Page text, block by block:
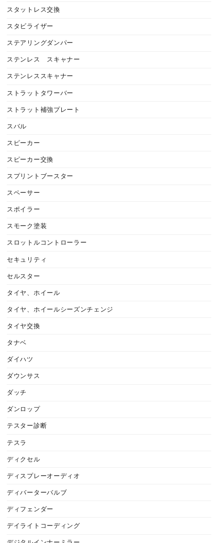
スタットレス交換
スタビライザー
ステアリングダンパー
ステンレス スキャナー
ステンレススキャナー
ストラットタワーバー
ストラット補強プレート
スバル
スピーカー
スピーカー交換
スプリントブースター
スペーサー
スポイラー
スモーク塗装
スロットルコントローラー
セキュリティ
セルスター
タイヤ、ホイール
タイヤ、ホイールシーズンチェンジ
タイヤ交換
タナベ
ダイハツ
ダウンサス
ダッチ
ダンロップ
テスター診断
テスラ
ディクセル
ディスプレーオーディオ
ディバーターバルブ
ディフェンダー
デイライトコーディング